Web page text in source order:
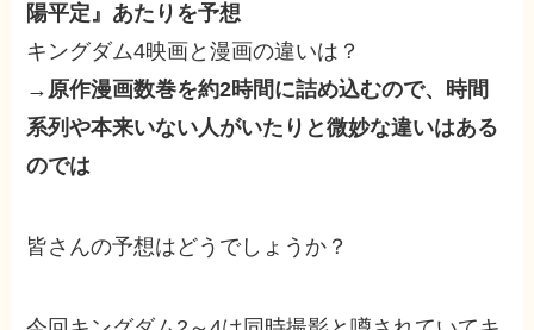
陽平定』あたりを予想
キングダム4映画と漫画の違いは？
→ 原作漫画数巻を約2時間に詰め込むので、時間
系列や本来いない人がいたりと微妙な違いはある
のでは
皆さんの予想はどうでしょうか？